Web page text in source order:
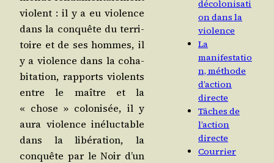
violent : il y a eu vio­lence
dans la conquête du ter­ri­
toire et de ses hommes, il
y a vio­lence dans la coha­
bi­ta­tion, rap­ports vio­lents
entre le maître et la
« chose » colo­ni­sée, il y
aura vio­lence iné­luc­table
dans la libé­ra­tion, la
conquête par le Noir d’un
décolonisati
on dans la
violence
La
manifestatio
n, méthode
d’action
directe
Tâches de
l’action
directe
Courrier